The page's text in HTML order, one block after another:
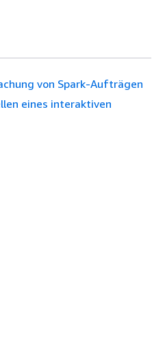
von Spark-Aufträgen
eines interaktiven